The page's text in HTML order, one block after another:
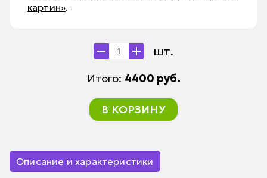
картин».
шт.
Итого: 4400 руб.
В КОРЗИНУ
Описание и характеристики